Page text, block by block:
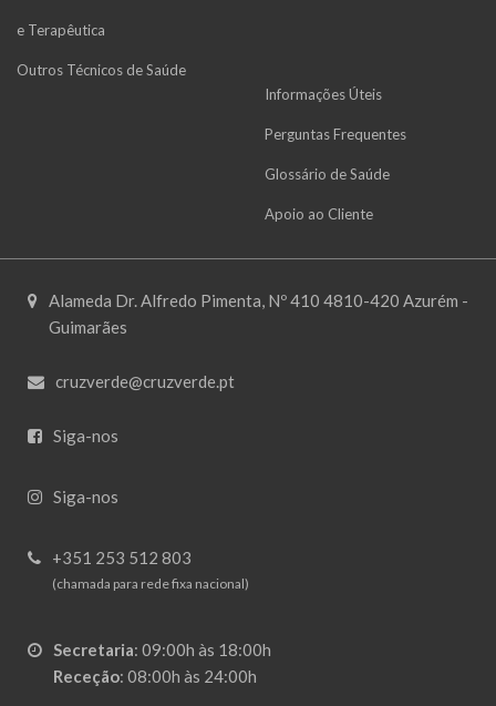
e Terapêutica
Outros Técnicos de Saúde
Informações Úteis
Perguntas Frequentes
Glossário de Saúde
Apoio ao Cliente
Alameda Dr. Alfredo Pimenta, Nº 410 4810-420 Azurém -
Guimarães
cruzverde@cruzverde.pt
Siga-nos
Siga-nos
+351 253 512 803
(chamada para rede fixa nacional)
Secretaria: 09:00h às 18:00h
Receção: 08:00h às 24:00h